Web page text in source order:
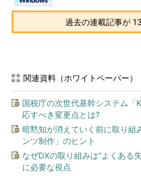
過去の連載記事が
関連資料（ホワイトペーパー）
国税庁の次世代基幹システム「
応すべき変更点とは?
暗黙知が消えていく前に取り組
ンツ制作」のヒント
なぜDXの取り組みは“よくある
に必要な視点